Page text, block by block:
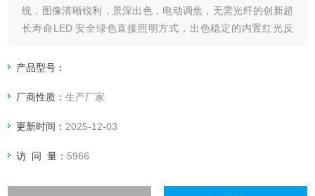
统，图像清晰锐利，景深出色，电动调焦，无需光纤的创新超
长寿命LED 安全绿色直接照明方式，出色稳定的内置红光反
配合简洁、紧凑、稳固、超长臂展和灵活自由定位的支架系
产品型号：
厂商性质：生产厂家
更新时间： 2025-12-03
访 问 量： 5966